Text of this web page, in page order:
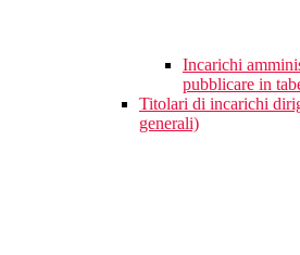
Incarichi
pubblicare in
Titolari di incarichi
generali)